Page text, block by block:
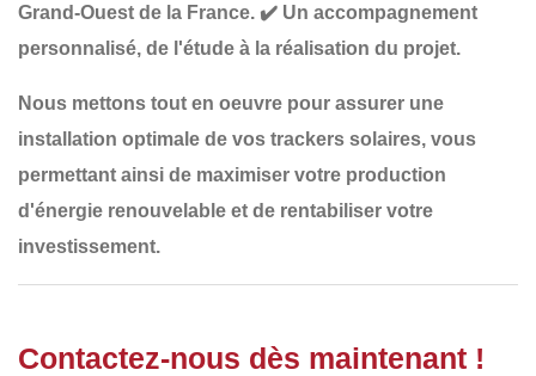
Grand-Ouest de la France. ✔️ Un accompagnement
personnalisé, de l'étude à la réalisation du projet.
Nous mettons tout en oeuvre pour assurer une
installation optimale de vos trackers solaires, vous
permettant ainsi de maximiser votre production
d'énergie renouvelable et de rentabiliser votre
investissement.
Contactez-nous dès maintenant !